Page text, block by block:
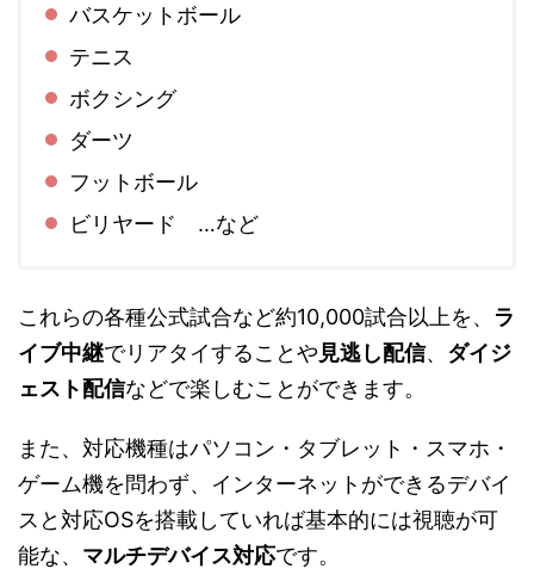
バスケットボール
テニス
ボクシング
ダーツ
フットボール
ビリヤード …など
これらの各種公式試合など約10,000試合以上を、 ラ
イブ中継でリアタイすることや見逃し配信、 ダイジ
ェスト配信などで楽しむことができます。
また、対応機種はパソコン・タブレット・スマホ・
ゲーム機を問わず、インターネットができるデバイ
スと対応OSを搭載していれば基本的には視聴が可
能な、 マルチデバイス対応です。